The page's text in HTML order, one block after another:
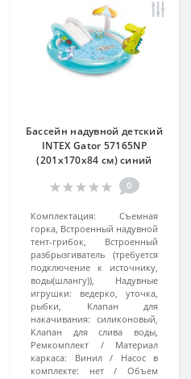
Бассейн надувной детский
INTEX Gator 57165NP
(201x170x84 см) синий
0
Комплектация:
Съемная
горка, Встроенный надувной
тент-грибок, Встроенный
разбрызгиватель (требуется
подключение к источнику,
воды(шлангу)), Надувные
игрушки: ведерко, уточка,
рыбки, Клапан для
накачивания: силиконовый,
Клапан для слива воды,
Ремкомплект
Материал
каркаса:
Винил
Насос в
комплекте:
нет
Объем